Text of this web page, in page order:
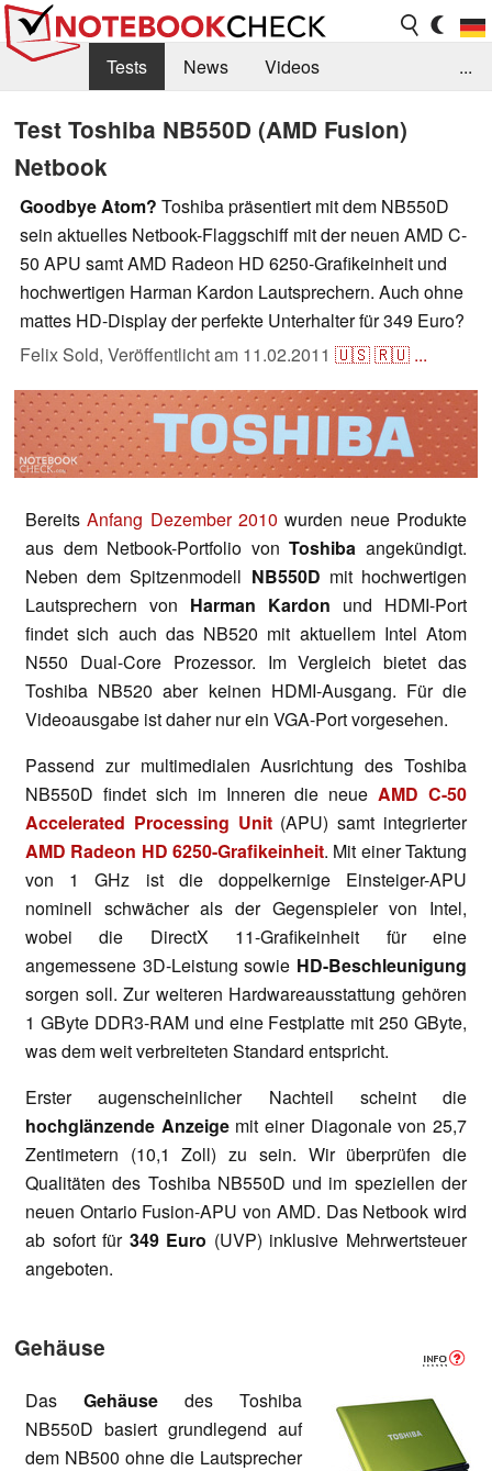
Tests News
Videos
Kaufberatung
Forum
...
Test Toshiba NB550D (AMD Fusion)
Netbook
Goodbye Atom? Toshiba präsentiert mit dem NB550D
sein aktuelles Netbook-Flaggschiff mit der neuen AMD C-
50 APU samt AMD Radeon HD 6250-Grafikeinheit und
hochwertigen Harman Kardon Lautsprechern. Auch ohne
mattes HD-Display der perfekte Unterhalter für 349 Euro?
Felix Sold, Veröffentlicht am 11.02.2011 🇺🇸🇷🇺 ...
BereitsAnfang Dezember 2010 wurden neue Produkte
aus dem Netbook-Portfolio vonToshiba angekündigt.
Neben dem Spitzenmodell NB550D mit hochwertigen
Lautsprechern von Harman Kardon und HDMI-Port
findet sich auch das NB520 mit aktuellem Intel Atom
N550 Dual-Core Prozessor. Im Vergleich bietet das
Toshiba NB520 aber keinen HDMI-Ausgang. Für die
Videoausgabe ist daher nur ein VGA-Port vorgesehen.
Passend zur multimedialen Ausrichtung des Toshiba
NB550D findet sich im Inneren die neueAMD C-50
Accelerated Processing Unit(APU) samt integrierter
AMD Radeon HD 6250-Grafikeinheit. Mit einer Taktung
von 1 GHz ist die doppelkernige Einsteiger-APU
nominell schwächer als der Gegenspieler von Intel,
wobei die DirectX 11-Grafikeinheit für eine
angemessene 3D-Leistung sowie HD-Beschleunigung
sorgen soll. Zur weiteren Hardwareausstattung gehören
1 GByte DDR3-RAM und eine Festplatte mit 250 GByte,
was dem weit verbreiteten Standard entspricht.
Erster augenscheinlicher Nachteil scheint die
hochglänzende Anzeigemit einer Diagonale von 25,7
Zentimetern (10,1 Zoll) zu sein. Wir überprüfen die
Qualitäten des Toshiba NB550D und im speziellen der
neuen Ontario Fusion-APU von AMD. Das Netbook wird
ab sofort für349 Euro (UVP) inklusive Mehrwertsteuer
angeboten.
Gehäuse
Das Gehäuse des Toshiba
NB550D basiert grundlegend auf
dem NB500 ohne die Lautsprecher